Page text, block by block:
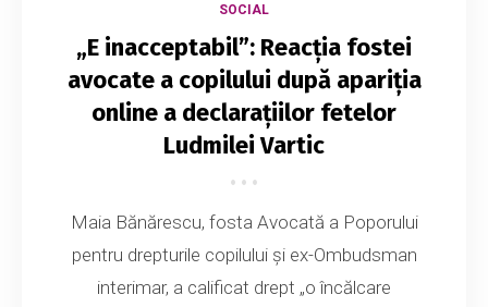
SOCIAL
„E inacceptabil”: Reacția fostei
avocate a copilului după apariția
online a declarațiilor fetelor
Ludmilei Vartic
Maia Bănărescu, fosta Avocată a Poporului
pentru drepturile copilului și ex-Ombudsman
interimar, a calificat drept „o încălcare